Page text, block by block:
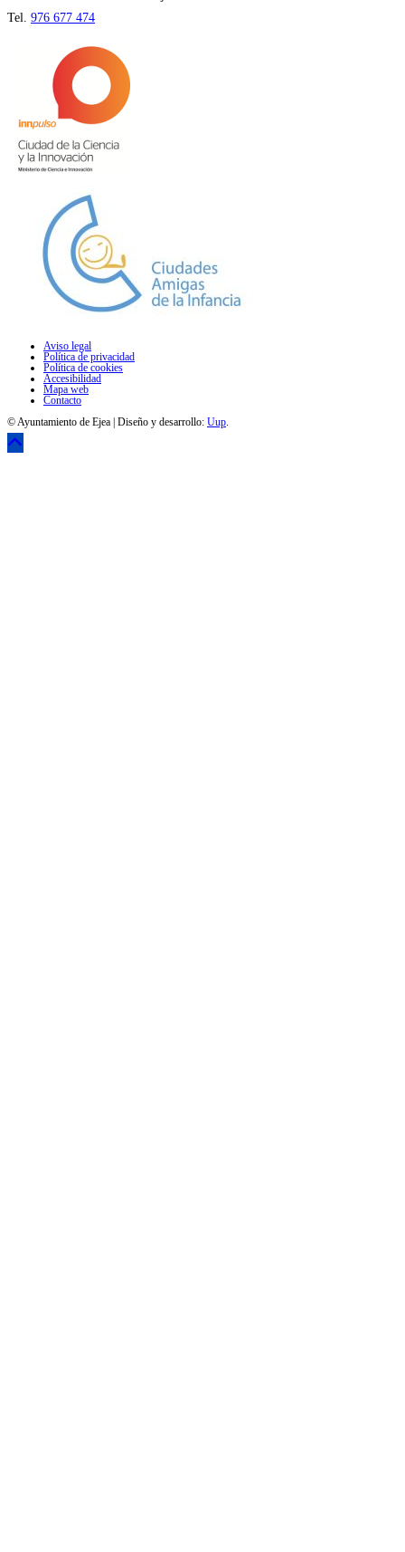
Tel. 976 677 474
Aviso legal
Política de privacidad
Política de cookies
Accesibilidad
Mapa web
Contacto
© Ayuntamiento de Ejea | Diseño y desarrollo: Uup.